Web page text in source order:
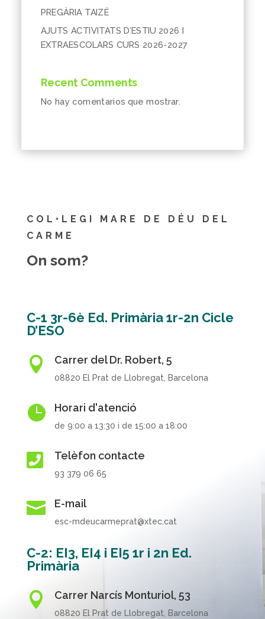
PREGÀRIA TAIZÉ
AJUTS ACTIVITATS D’ESTIU 2026 I
EXTRAESCOLARS CURS 2026-2027
Recent Comments
No hay comentarios que mostrar.
COL•LEGI MARE DE DÉU DEL
CARME
On som?
C-1 3r-6è Ed. Primària 1r-2n Cicle
D’ESO
 Carrer del Dr. Robert, 5
08820 El Prat de Llobregat, Barcelona
 Horari d'atenció
de 9:00 a 13:30 i de 15:00 a 18:00
 Telèfon contacte
93 379 06 65
 E-mail
esc-mdeucarmeprat@xtec.cat
C-2: EI3, EI4 i EI5 1r i 2n Ed.
Primària
 Carrer Narcís Monturiol, 53
08820 El Prat de Llobregat, Barcelona